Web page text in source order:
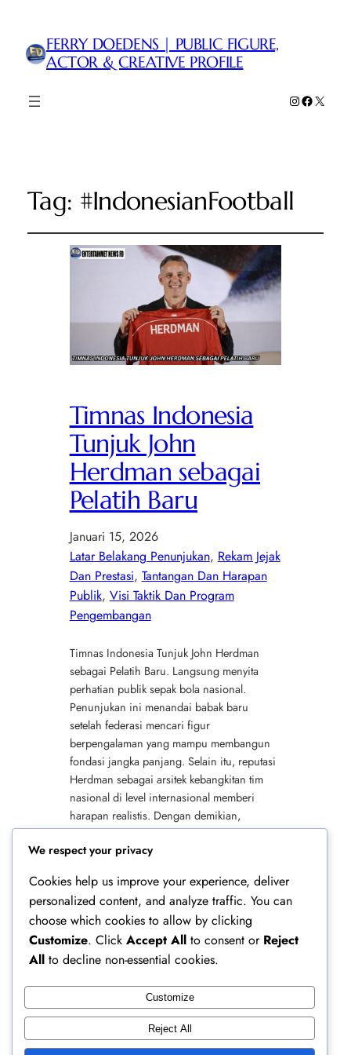
FERRY DOEDENS | PUBLIC FIGURE,
ACTOR & CREATIVE PROFILE
Instagram
Facebook
X
Tag: #IndonesianFootball
Timnas Indonesia
Tunjuk John
Herdman sebagai
Pelatih Baru
Januari 15, 2026
Latar Belakang Penunjukan, Rekam Jejak
Dan Prestasi, Tantangan Dan Harapan
Publik, Visi Taktik Dan Program
Pengembangan
Timnas Indonesia Tunjuk John Herdman
sebagai Pelatih Baru. Langsung menyita
perhatian publik sepak bola nasional.
Penunjukan ini menandai babak baru
setelah federasi mencari figur
berpengalaman yang mampu membangun
fondasi jangka panjang. Selain itu, reputasi
Herdman sebagai arsitek kebangkitan tim
nasional di level internasional memberi
harapan realistis. Dengan demikian,
ekspektasi terhadap arah permainan,
pembinaan pemain, dan…
Ferry Doedens | Public Figure, Actor & Creative
Profile
We respect your privacy
Cookies help us improve your experience, deliver
personalized content, and analyze traffic. You can
choose which cookies to allow by clicking
Customize. Click Accept All to consent or Reject
All to decline non-essential cookies.
Customize
Reject All